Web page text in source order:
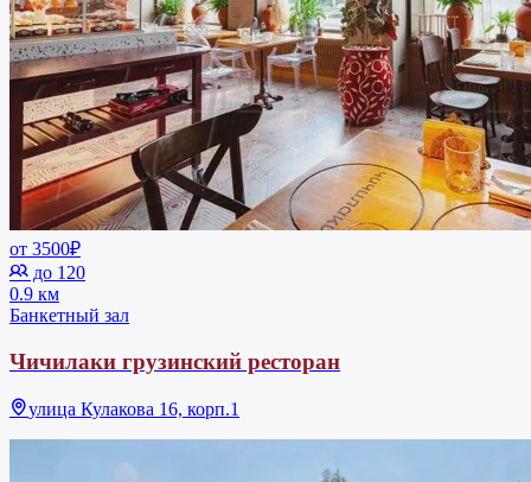
от 3500₽
до 120
0.9 км
Банкетный зал
Чичилаки грузинский ресторан
улица Кулакова 16, корп.1